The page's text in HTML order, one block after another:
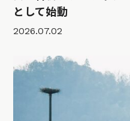
として始動
2026.07.02